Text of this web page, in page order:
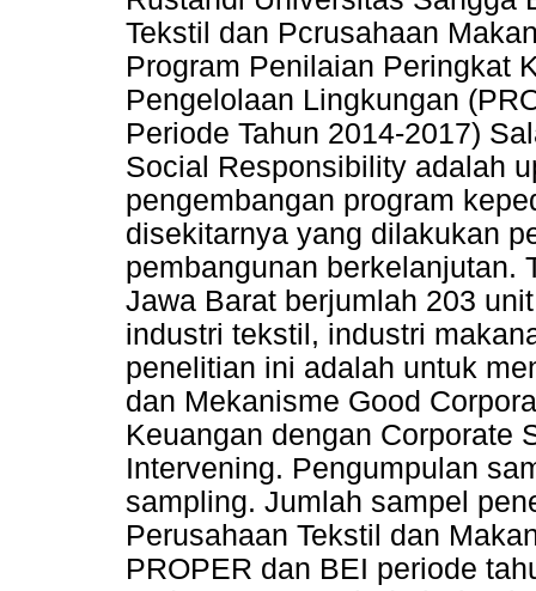
Tekstil dan Pcrusahaan
Program Penilaian Peringkat
Pengelolaan Lingkungan
Periode Tahun 2014-2017)
Social Responsibility adalah
pengembangan program
disekitarnya yang dilakukan
pembangunan berkelanjutan.
Jawa Barat berjumlah 203
industri tekstil, industri
penelitian ini adalah untuk
dan Mekanisme Good
Keuangan dengan Corporate
Intervening. Pengumpulan
sampling. Jumlah sampel
Perusahaan Tekstil dan
PROPER dan BEI periode